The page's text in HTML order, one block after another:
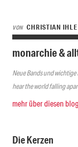
VON CHRISTIAN IHLE
monarchie &
Neue Bands und wichtige
hear the world falling
mehr über diesen blog
Die Kerzen